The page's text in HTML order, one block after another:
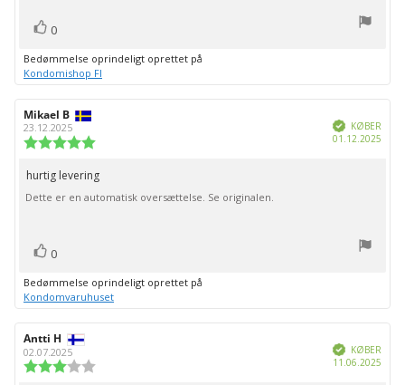
Stem
op
0
Bedømmelse oprindeligt oprettet på
Kondomishop FI
Forfatter
af
bedømmelsen:
Mikael B
23.12.2025
ud
af
5
Verificeret
KØBER
01.12.2025
Tekst
til
hurtig levering
Dette er en automatisk oversættelse. Se originalen.
Stem
op
0
Bedømmelse oprindeligt oprettet på
Kondomvaruhuset
Forfatter
af
bedømmelsen:
Antti H
02.07.2025 Verificeret
KØBER
11.06.2025